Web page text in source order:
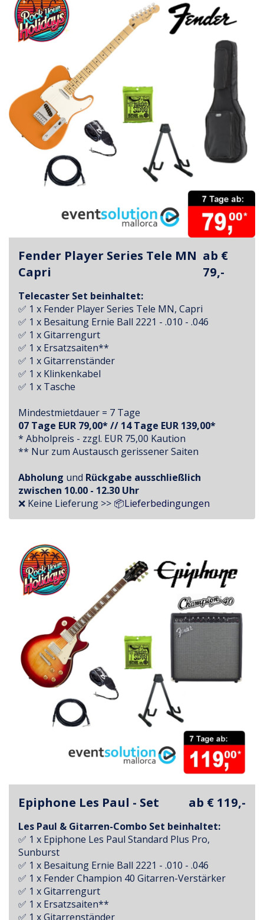
Fender Player Series Tele MN
Capri
ab €
79,-
Telecaster Set beinhaltet:
✅ 1 x Fender Player Series Tele MN, Capri
✅ 1 x Besaitung Ernie Ball 2221 - .010 - .046
✅ 1 x Gitarrengurt
✅ 1 x Ersatzsaiten**
✅ 1 x Gitarrenständer
✅ 1 x Klinkenkabel
✅ 1 x Tasche
Mindestmietdauer = 7 Tage
07 Tage EUR 79,00* // 14 Tage EUR 139,00*
* Abholpreis - zzgl. EUR 75,00 Kaution
** Nur zum Austausch gerissener Saiten
Abholung und Rückgabe ausschließlich
zwischen 10.00 - 12.30 Uhr
❌ Keine Lieferung >> 📦Lieferbedingungen
Epiphone Les Paul - Set ab € 119,-
Les Paul & Gitarren-Combo Set beinhaltet:
✅ 1 x Epiphone Les Paul Standard Plus Pro,
Sunburst
✅ 1 x Besaitung Ernie Ball 2221 - .010 - .046
✅ 1 x Fender Champion 40 Gitarren-Verstärker
✅ 1 x Gitarrengurt
✅ 1 x Ersatzsaiten**
✅ 1 x Gitarrenständer